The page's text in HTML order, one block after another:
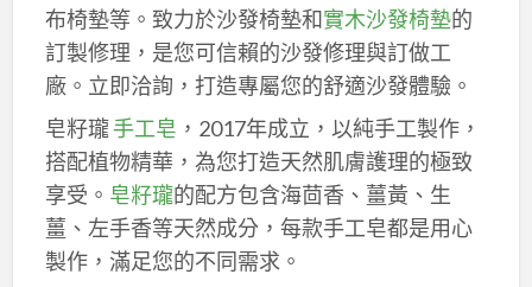
布椅墊等。致力於沙發椅墊和實木沙發椅墊的
訂製修理，是您可信賴的沙發修理與訂做工
廠。立即洽詢，打造專屬您的舒適沙發體驗。
皂籽瓏手工皂 ，2017年成立，以純手工製作，
搭配植物精華，為您打造天然肌膚護理的極致
享受。 皂籽瓏的配方包含海茴香、薑黃、生
薑、左手香等天然成分，每款手工皂都是用心
製作，滿足您的不同需求。